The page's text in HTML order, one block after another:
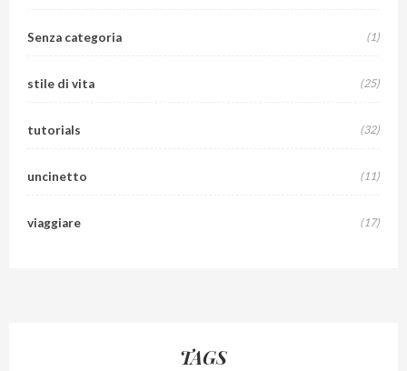
Senza categoria (1)
stile di vita (25)
tutorials (32)
uncinetto (11)
viaggiare (17)
TAGS